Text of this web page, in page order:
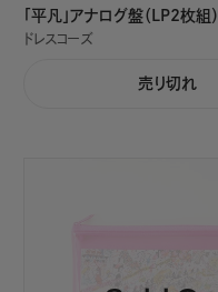
「平凡」アナログ盤（LP2枚組）
ドレスコーズ
売り切れ